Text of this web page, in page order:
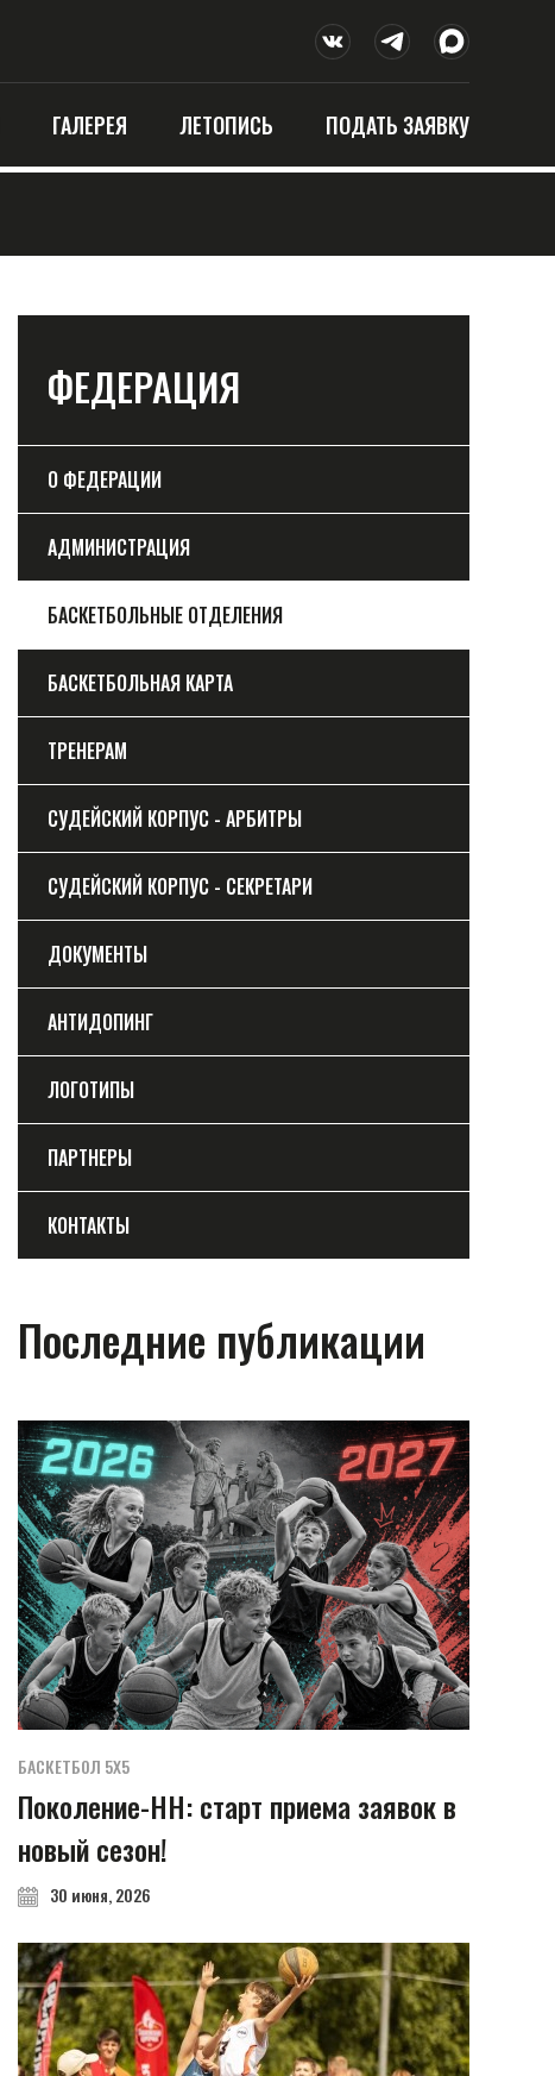
ГАЛЕРЕЯ ЛЕТОПИСЬ ПОДАТЬ ЗАЯВКУ
ФЕДЕРАЦИЯ
О ФЕДЕРАЦИИ
АДМИНИСТРАЦИЯ
БАСКЕТБОЛЬНЫЕ ОТДЕЛЕНИЯ
БАСКЕТБОЛЬНАЯ КАРТА
ТРЕНЕРАМ
СУДЕЙСКИЙ КОРПУС - АРБИТРЫ
СУДЕЙСКИЙ КОРПУС - СЕКРЕТАРИ
ДОКУМЕНТЫ
АНТИДОПИНГ
ЛОГОТИПЫ
ПАРТНЕРЫ
КОНТАКТЫ
Последние публикации
БАСКЕТБОЛ 5Х5
Поколение-НН: старт приема заявок в
новый сезон!
30 июня, 2026